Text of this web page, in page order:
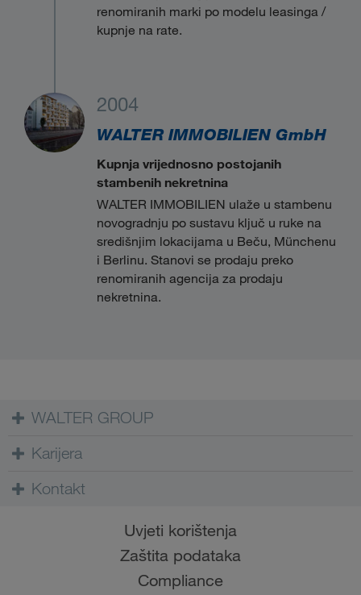
renomiranih marki po modelu leasinga /
kupnje na rate.
2004
WALTER IMMOBILIEN GmbH
Kupnja vrijednosno postojanih
stambenih nekretnina
WALTER IMMOBILIEN ulaže u stambenu
novogradnju po sustavu ključ u ruke na
središnjim lokacijama u Beču, Münchenu
i Berlinu. Stanovi se prodaju preko
renomiranih agencija za prodaju
nekretnina.
WALTER GROUP
Karijera
Kontakt
Uvjeti korištenja
Zaštita podataka
Compliance